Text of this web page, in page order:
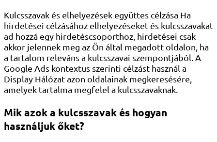
Kulcsszavak és elhelyezések együttes célzása Ha
hirdetései célzásához elhelyezéseket és kulcsszavakat
ad hozzá egy hirdetéscsoporthoz, hirdetései csak
akkor jelennek meg az Ön által megadott oldalon, ha
a tartalom releváns a kulcsszavai szempontjából. A
Google Ads kontextus szerinti célzást használ a
Display Hálózat azon oldalainak megkeresésére,
amelyek tartalma megfelel a kulcsszavaknak.
Mik azok a kulcsszavak és hogyan
használjuk őket?